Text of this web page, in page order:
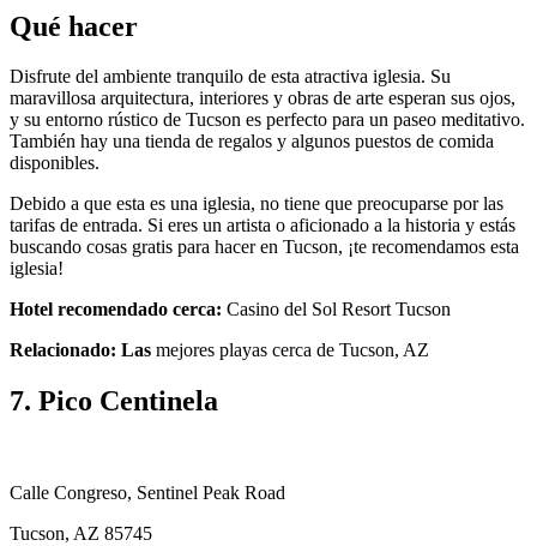
Qué hacer
Disfrute del ambiente tranquilo de esta atractiva iglesia. Su
maravillosa arquitectura, interiores y obras de arte esperan sus ojos,
y su entorno rústico de Tucson es perfecto para un paseo meditativo.
También hay una tienda de regalos y algunos puestos de comida
disponibles.
Debido a que esta es una iglesia, no tiene que preocuparse por las
tarifas de entrada. Si eres un artista o aficionado a la historia y estás
buscando cosas gratis para hacer en Tucson, ¡te recomendamos esta
iglesia!
Hotel recomendado cerca: Casino del Sol Resort Tucson
Relacionado: Las mejores playas cerca de Tucson, AZ
7. Pico Centinela
Calle Congreso, Sentinel Peak Road
Tucson, AZ 85745